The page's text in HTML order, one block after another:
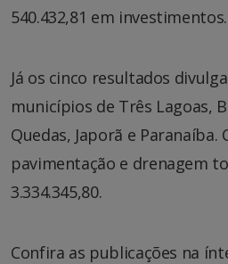
540.432,81 em investimentos.
Já os cinco resultados
municípios de Três Lagoas,
Quedas, Japorã e
pavimentação e drenagem
3.334.345,80.
Confira as publicações na